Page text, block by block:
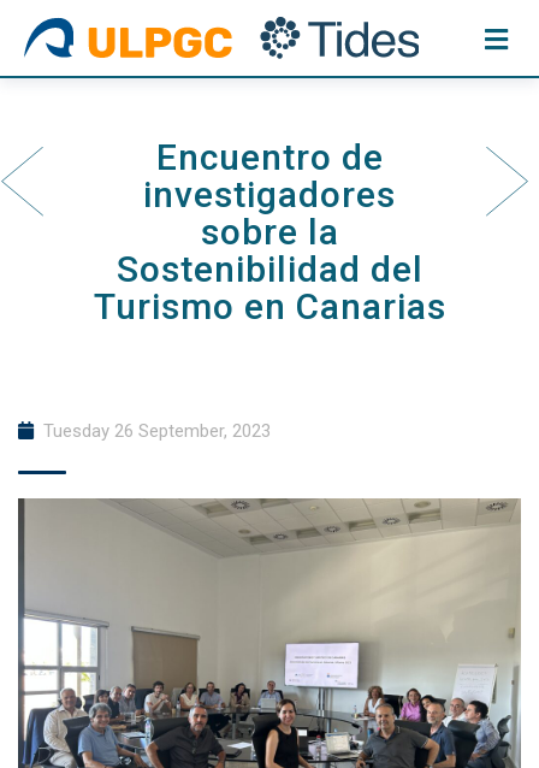
content
Encuentro de
investigadores
sobre la
Sostenibilidad del
Turismo en Canarias
Tuesday 26 September, 2023